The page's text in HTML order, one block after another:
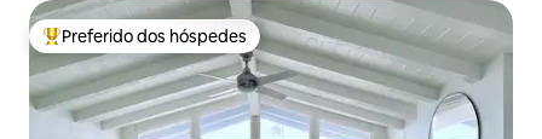
Entre os melhores preferidos dos hóspedes
Preferido dos hóspedes